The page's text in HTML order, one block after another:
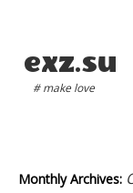
exz.su
# make love
Main menu
Monthly Archives: